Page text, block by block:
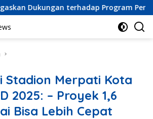
terhadap Program Pemerintah
Stadion Merpati Kota
2025: – Proyek 1,6
Bisa Lebih Cepat